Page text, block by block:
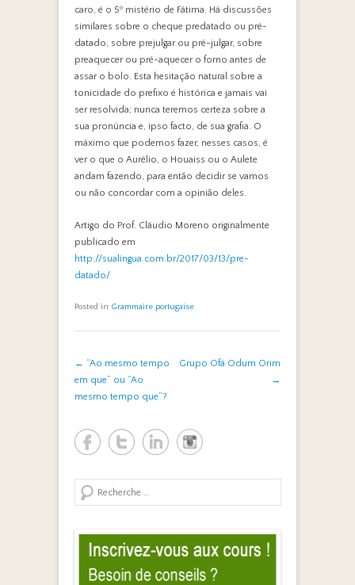
caro, é o 5º mistério de Fátima. Há discussões
similares sobre o cheque predatado ou pré-
datado, sobre prejulgar ou pré-julgar, sobre
preaquecer ou pré-aquecer o forno antes de
assar o bolo. Esta hesitação natural sobre a
tonicidade do prefixo é histórica e jamais vai
ser resolvida; nunca teremos certeza sobre a
sua pronúncia e, ipso facto, de sua grafia. O
máximo que podemos fazer, nesses casos, é
ver o que o Aurélio, o Houaiss ou o Aulete
andam fazendo, para então decidir se vamos
ou não concordar com a opinião deles.
Artigo do Prof. Cláudio Moreno originalmente
publicado em
http://sualingua.com.br/2017/03/13/pre-
datado/
Posted in Grammaire portugaise
Post navigation
← “Ao mesmo tempo
em que” ou “Ao
mesmo tempo que”?
Grupo Ofá Odum Orim
→
Search